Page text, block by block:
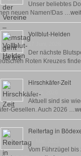
Unser beliebtes
neuen Namen!Das …
Vollblut-Helden
Der nächste
Roten Kreuzes
Hirschkäfer-Zeit
9 Juni, 2026
Aktuell sind sie
Gesellen. Auch 2026 …
Reitertag in
27 Mai, 2026
Vom Führzügel bis